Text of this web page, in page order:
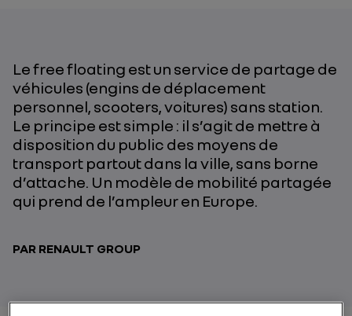
Le free floating est un service de partage de
véhicules (engins de déplacement
personnel, scooters, voitures) sans station.
Le principe est simple : il s’agit de mettre à
disposition du public des moyens de
transport partout dans la ville, sans borne
d’attache. Un modèle de mobilité partagée
qui prend de l’ampleur en Europe.
PAR RENAULT GROUP